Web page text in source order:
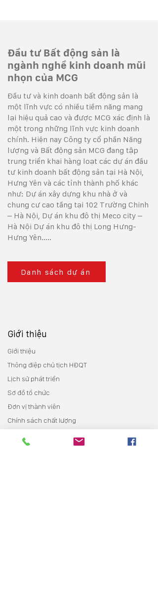
Đầu tư Bất động sản là
ngành nghề kinh doanh mũi
nhọn của MCG
Đầu tư và kinh doanh bất động sản là
một lĩnh vực có nhiều tiềm năng mang
lại hiệu quả cao và được MCG xác định là
một trong những lĩnh vực kinh doanh
chính. Hiện nay Công ty cổ phần Năng
lượng và Bất động sản MCG đang tập
trung triển khai hàng loạt các dự án đầu
tư kinh doanh bất động sản tại Hà Nội,
Hưng Yên và các tỉnh thành phố khác
như: Dự án xây dựng khu nhà ở và
chung cư cao tầng tại 102 Trường Chinh
– Hà Nội, Dự án khu đô thị Meco city –
Hà Nội Dự án khu đô thị Long Hưng-
Hưng Yên…..
Danh sách dự án
Giới thiệu
Giới thiệu
Thông điệp chủ tịch HĐQT
Lịch sử phát triển
Sơ đồ tổ chức
Đơn vị thành viên
Chính sách chất lượng
Quan hệ cổ đông